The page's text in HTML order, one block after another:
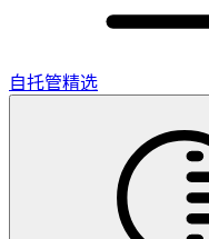
自托管精选